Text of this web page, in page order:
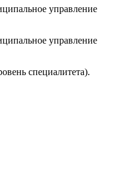
управление
управление
специалитета).